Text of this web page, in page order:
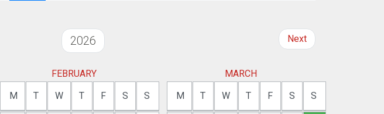
2026 Next
FEBRUARY
M
T W T F S S
MARCH
M
T W T F S S